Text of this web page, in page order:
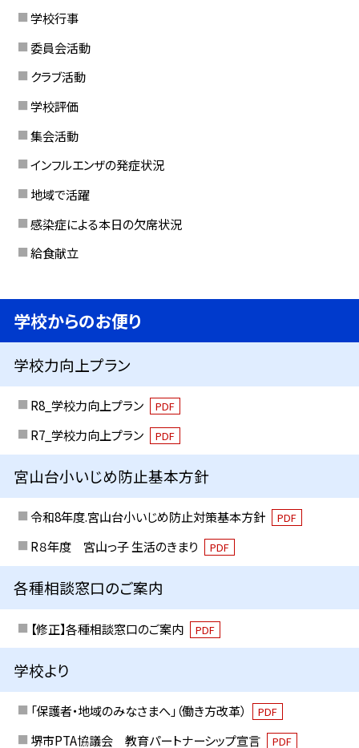
学校行事
委員会活動
クラブ活動
学校評価
集会活動
インフルエンザの発症状況
地域で活躍
感染症による本日の欠席状況
給食献立
学校からのお便り
学校力向上プラン
R8_学校力向上プラン PDF
R7_学校力向上プラン PDF
宮山台小いじめ防止基本方針
令和8年度.宮山台小いじめ防止対策基本方針 PDF
R８年度 宮山っ子 生活のきまり PDF
各種相談窓口のご案内
【修正】各種相談窓口のご案内 PDF
学校より
「保護者・地域のみなさまへ」（働き方改革） PDF
堺市PTA協議会 教育パートナーシップ宣言 PDF